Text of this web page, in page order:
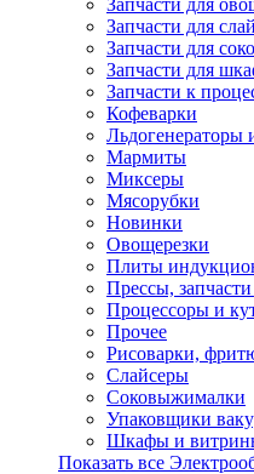
Запчасти для
Запчасти для
Запчасти для
Запчасти для
Запчасти к
Кофеварки
Льдогенераторы
Мармиты
Миксеры
Мясорубки
Новинки
Овощерезки
Плиты
Прессы,
Процессоры и
Прочее
Рисоварки,
Слайсеры
Соковыжималки
Упаковщики
Шкафы и
Показать все